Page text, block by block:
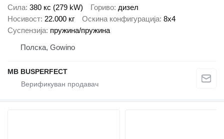
Сила 380 кс (279 kW) Гориво дизел
Носивост 22.000 кг Оскина конфигурација 8x4
Суспензија пружина/пружина
Полска, Gowino
MB BUSPERFECT